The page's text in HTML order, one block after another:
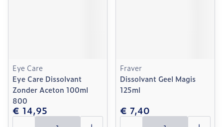
Eye Care
Eye Care Dissolvant
Zonder Aceton 100ml
800
€ 14,95
Aantal
Fraver
Dissolvant Geel Magis
125ml
€ 7,40
Aantal